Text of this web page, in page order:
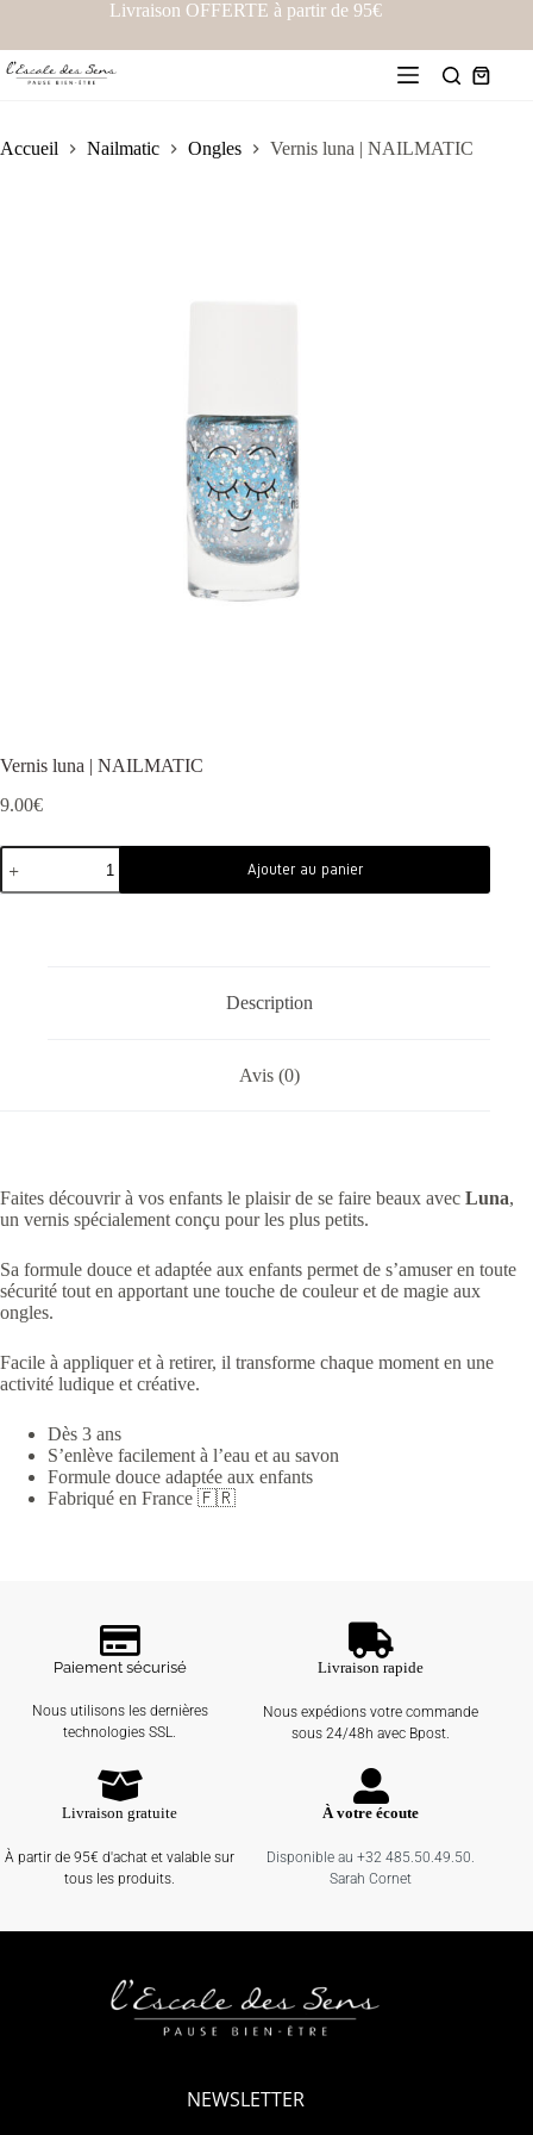
Livraison OFFERTE à partir de 95€
Accueil Nailmatic Ongles Vernis luna | NAILMATIC
Vernis luna | NAILMATIC
9.00€
Ajouter au panier
Description
Avis (0)
Faites découvrir à vos enfants le plaisir de se faire beaux avec Luna,
un vernis spécialement conçu pour les plus petits.
Sa formule douce et adaptée aux enfants permet de s’amuser en toute
sécurité tout en apportant une touche de couleur et de magie aux
ongles.
Facile à appliquer et à retirer, il transforme chaque moment en une
activité ludique et créative.
Dès 3 ans
S’enlève facilement à l’eau et au savon
Formule douce adaptée aux enfants
Fabriqué en France 🇫🇷
Paiement sécurisé
Nous utilisons les dernières
technologies SSL.
Livraison rapide
Nous expédions votre commande
sous 24/48h avec Bpost.
Livraison gratuite
À partir de 95€ d'achat et valable sur
tous les produits.
À votre écoute
Disponible au +32 485.50.49.50.
Sarah Cornet
NEWSLETTER